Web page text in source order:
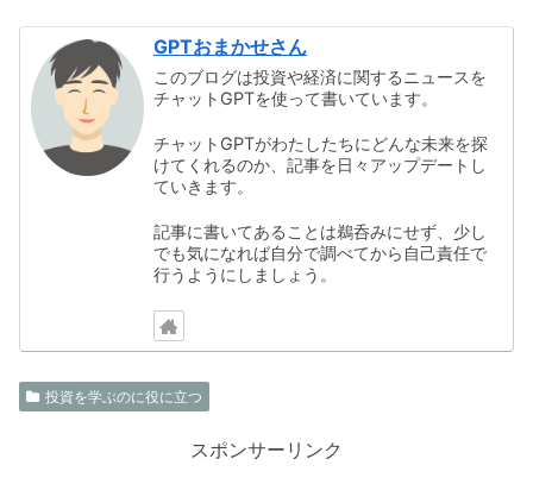
GPTおまかせさん
このブログは投資や経済に関するニュースを
チャットGPTを使って書いています。
チャットGPTがわたしたちにどんな未来を探
けてくれるのか、記事を日々アップデートし
ていきます。
記事に書いてあることは鵜呑みにせず、少し
でも気になれば自分で調べてから自己責任で
行うようにしましょう。
投資を学ぶのに役に立つ
スポンサーリンク